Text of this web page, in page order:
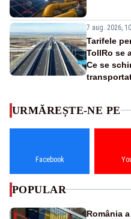
7 aug. 2026,
Tarifele
TollRo se
Ce se
URMĂREȘTE-NE PE
Facebook
POPULAR
România